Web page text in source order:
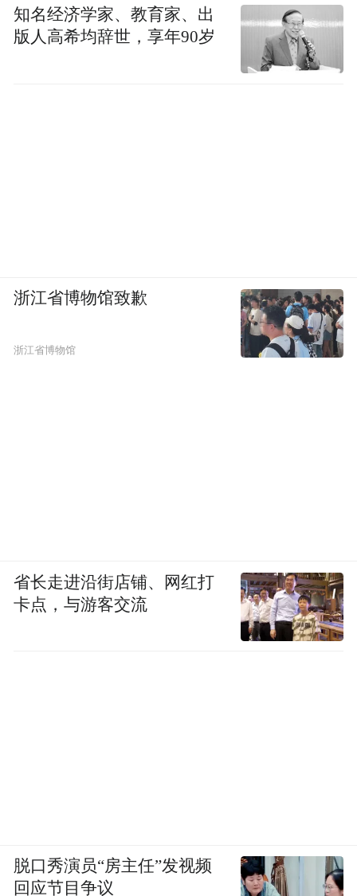
知名经济学家、教育家、出
版人高希均辞世，享年90岁
浙江省博物馆致歉
浙江省博物馆
省长走进沿街店铺、网红打
卡点，与游客交流
脱口秀演员“房主任”发视频
回应节目争议